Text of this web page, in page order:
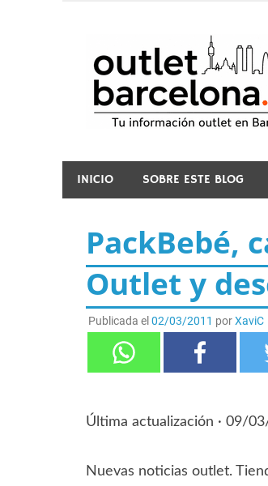
INICIO SOBRE ESTE BLOG
PackBebé,
Outlet y
Publicada el02/03/2011 porXaviC
Última actualización · 09/
Nuevas noticias outlet.